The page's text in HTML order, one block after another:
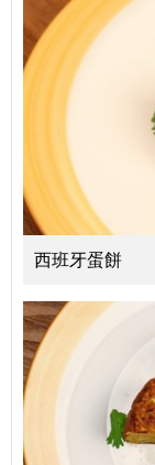
西班牙蛋餅